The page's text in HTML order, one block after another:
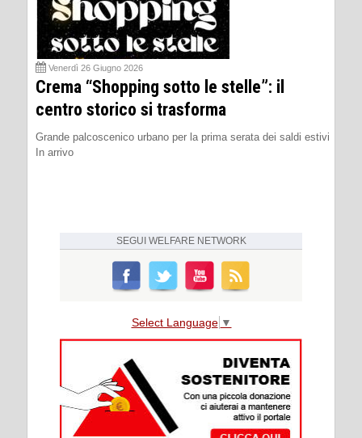
Venerdì 26 Giugno 2026
Crema “Shopping sotto le stelle”: il
centro storico si trasforma
Grande palcoscenico urbano per la prima serata dei saldi estivi
In arrivo
SEGUI WELFARE NETWORK
Select Language ▼